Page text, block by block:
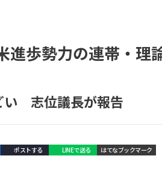
進歩勢力の連帯・
い 志位議長が報告
ポストする LINEで送る はてなブックマーク